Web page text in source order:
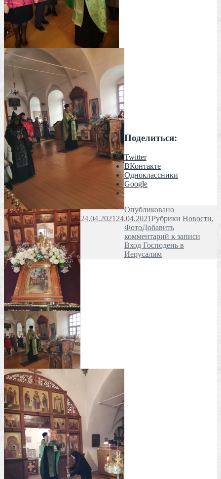
Поделиться:
Twitter
ВКонтакте
Одноклассники
Google
Опубликовано
24.04.2021 24.04.2021Рубрики Новости,
ФотоДобавить
комментарий к записи
Вход Господень в
Иерусалим